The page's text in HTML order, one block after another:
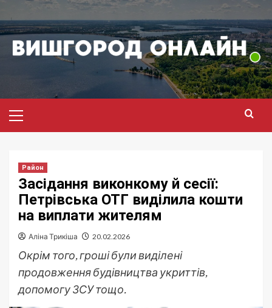
до
вмісту
меню
Район
Засідання виконкому й сесії:
Петрівська ОТГ виділила кошти
на виплати жителям
Аліна Трикіша 20.02.2026
Окрім того, гроші були виділені
продовження будівництва укриттів,
допомогу ЗСУ тощо.